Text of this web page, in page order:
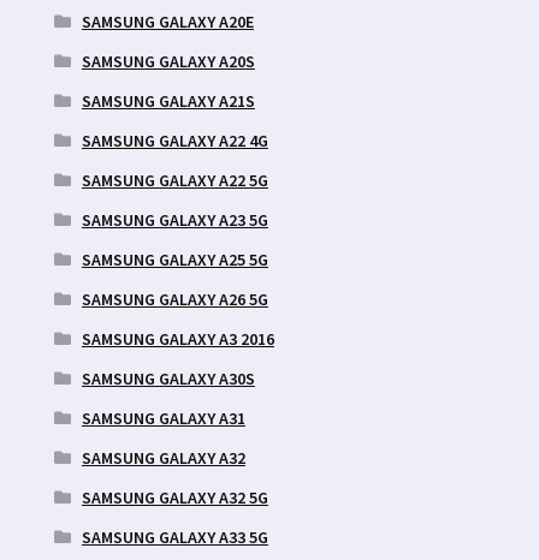
SAMSUNG GALAXY A20E
SAMSUNG GALAXY A20S
SAMSUNG GALAXY A21S
SAMSUNG GALAXY A22 4G
SAMSUNG GALAXY A22 5G
SAMSUNG GALAXY A23 5G
SAMSUNG GALAXY A25 5G
SAMSUNG GALAXY A26 5G
SAMSUNG GALAXY A3 2016
SAMSUNG GALAXY A30S
SAMSUNG GALAXY A31
SAMSUNG GALAXY A32
SAMSUNG GALAXY A32 5G
SAMSUNG GALAXY A33 5G